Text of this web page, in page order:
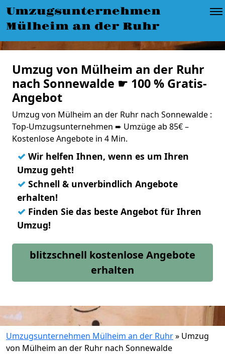
Umzugsunternehmen
Mülheim an der Ruhr
Umzug von Mülheim an der Ruhr
nach Sonnewalde ☛ 100 % Gratis-
Angebot
Umzug von Mülheim an der Ruhr nach Sonnewalde :
Top-Umzugsunternehmen ➨ Umzüge ab 85€ –
Kostenlose Angebote in 4 Min.
✓ Wir helfen Ihnen, wenn es um Ihren
Umzug geht!
✓ Schnell & unverbindlich Angebote
erhalten!
✓ Finden Sie das beste Angebot für Ihren
Umzug!
blitzschnell kostenlose Angebote
erhalten
Umzugsunternehmen Mülheim an der Ruhr» Umzug
von Mülheim an der Ruhr nach Sonnewalde